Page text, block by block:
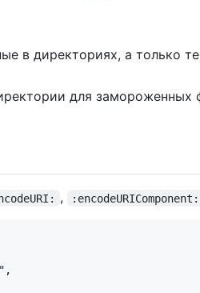
в директориях, а только
для
, :encodeURIComponent:
" ,